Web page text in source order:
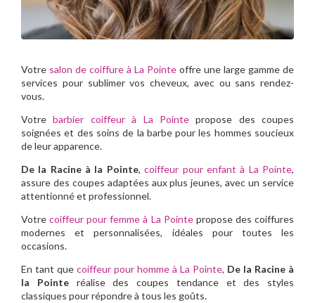
Votre salon de coiffure à La Pointe offre une large gamme de
services pour sublimer vos cheveux, avec ou sans rendez-
vous.
Votrebarbier coiffeur à La Pointepropose des coupes
soignées et des soins de la barbe pour les hommes soucieux
de leur apparence.
De la Racine à la Pointe,coiffeur pour enfant à La Pointe,
assure des coupes adaptées aux plus jeunes, avec un service
attentionné et professionnel.
Votrecoiffeur pour femme à La Pointepropose des coiffures
modernes et personnalisées, idéales pour toutes les
occasions.
En tant que coiffeur pour homme à La Pointe, De la Racine à
la Pointeréalise des coupes tendance et des styles
classiques pour répondre à tous les goûts.